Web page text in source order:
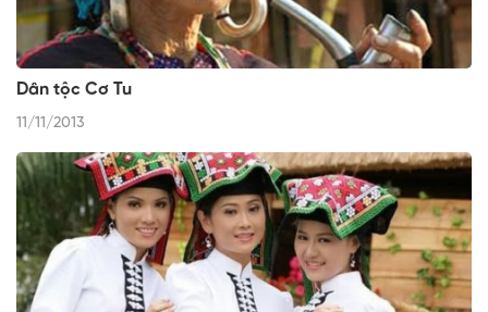
Dân tộc Cơ Tu
11/11/2013